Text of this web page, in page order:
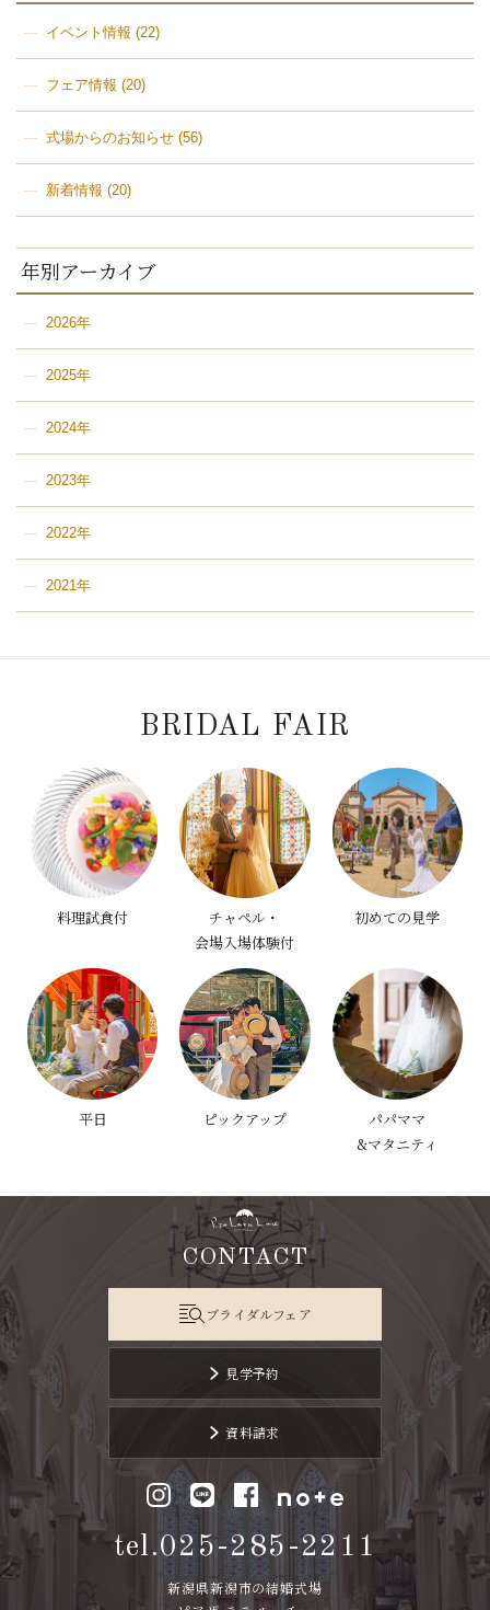
イベント情報 (22)
フェア情報 (20)
式場からのお知らせ(56)
新着情報 (20)
年別アーカイブ
2026年
2025年
2024年
2023年
2022年
2021年
BRIDAL FAIR
料理試食付
チャペル・
会場入場体験付
初めての見学
平日 ピックアップ
パパママ
&マタニティ
CONTACT
ブライダルフェア
見学予約
資料請求
tel.025-285-2211
新潟県新潟市の結婚式場